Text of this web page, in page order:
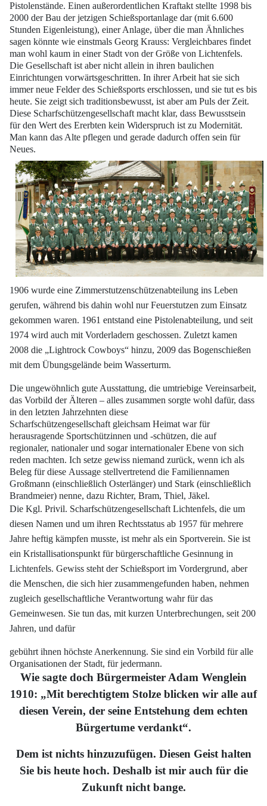
Pistolenstände. Einen außerordentlichen Kraftakt stellte 1998 bis
2000 der Bau der jetzigen Schießsportanlage dar (mit 6.600
Stunden Eigenleistung), einer Anlage, über die man Ähnliches
sagen könnte wie einstmals Georg Krauss: Vergleichbares findet
man wohl kaum in einer Stadt von der Größe von Lichtenfels.
Die Gesellschaft ist aber nicht allein in ihren baulichen
Einrichtungen vorwärtsgeschritten. In ihrer Arbeit hat sie sich
immer neue Felder des Schießsports erschlossen, und sie tut es bis
heute. Sie zeigt sich traditionsbewusst, ist aber am Puls der Zeit.
Diese Scharfschützengesellschaft macht klar, dass Bewusstsein
für den Wert des Ererbten kein Widerspruch ist zu Modernität.
Man kann das Alte pflegen und gerade dadurch offen sein für
Neues.
1906 wurde eine Zimmerstutzenschützenabteilung ins Leben
gerufen, während bis dahin wohl nur Feuerstutzen zum Einsatz
gekommen waren. 1961 entstand eine Pistolenabteilung, und seit
1974 wird auch mit Vorderladern geschossen. Zuletzt kamen
2008 die „Lightrock Cowboys“ hinzu, 2009 das Bogenschießen
mit dem Übungsgelände beim Wasserturm.
Die ungewöhnlich gute Ausstattung, die umtriebige Vereinsarbeit,
das Vorbild der Älteren – alles zusammen sorgte wohl dafür, dass
in den letzten Jahrzehnten diese
Scharfschützengesellschaft gleichsam Heimat war für
herausragende Sportschützinnen und -schützen, die auf
regionaler, nationaler und sogar internationaler Ebene von sich
reden machten. Ich setze gewiss niemand zurück, wenn ich als
Beleg für diese Aussage stellvertretend die Familiennamen
Großmann (einschließlich Osterlänger) und Stark (einschließlich
Brandmeier) nenne, dazu Richter, Bram, Thiel, Jäkel.
Die Kgl. Privil. Scharfschützengesellschaft Lichtenfels, die um
diesen Namen und um ihren Rechtsstatus ab 1957 für mehrere
Jahre heftig kämpfen musste, ist mehr als ein Sportverein. Sie ist
ein Kristallisationspunkt für bürgerschaftliche Gesinnung in
Lichtenfels. Gewiss steht der Schießsport im Vordergrund, aber
die Menschen, die sich hier zusammengefunden haben, nehmen
zugleich gesellschaftliche Verantwortung wahr für das
Gemeinwesen. Sie tun das, mit kurzen Unterbrechungen, seit 200
Jahren, und dafür
gebührt ihnen höchste Anerkennung. Sie sind ein Vorbild für alle
Organisationen der Stadt, für jedermann.
Wie sagte doch Bürgermeister Adam Wenglein
1910: „Mit berechtigtem Stolze blicken wir alle auf
diesen Verein, der seine Entstehung dem echten
Bürgertume verdankt“.
Dem ist nichts hinzuzufügen. Diesen Geist halten
Sie bis heute hoch. Deshalb ist mir auch für die
Zukunft nicht bange.